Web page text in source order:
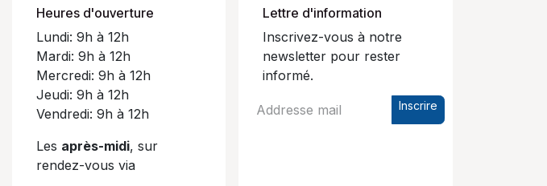
Heures d'ouverture
Lundi: 9h à 12h
Mardi: 9h à 12h
Mercredi: 9h à 12h
Jeudi: 9h à 12h
Vendredi: 9h à 12h
Les après-midi, sur
rendez-vous via
Lettre d'information
Inscrivez-vous à notre
newsletter pour rester
informé.
Inscrire